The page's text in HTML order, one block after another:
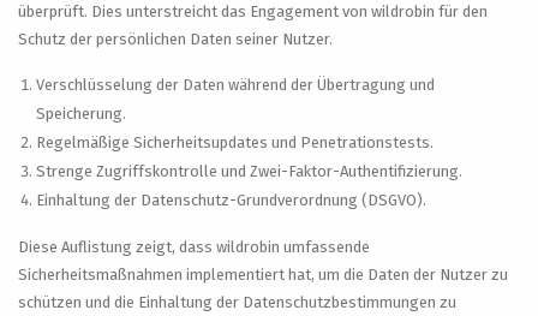
überprüft. Dies unterstreicht das Engagement von wildrobin für den
Schutz der persönlichen Daten seiner Nutzer.
Verschlüsselung der Daten während der Übertragung und
Speicherung.
Regelmäßige Sicherheitsupdates und Penetrationstests.
Strenge Zugriffskontrolle und Zwei-Faktor-Authentifizierung.
Einhaltung der Datenschutz-Grundverordnung (DSGVO).
Diese Auflistung zeigt, dass wildrobin umfassende
Sicherheitsmaßnahmen implementiert hat, um die Daten der Nutzer zu
schützen und die Einhaltung der Datenschutzbestimmungen zu